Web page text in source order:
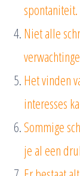
spontaniteit.
Niet alle
Het vinden
interesses
Sommige
je al een